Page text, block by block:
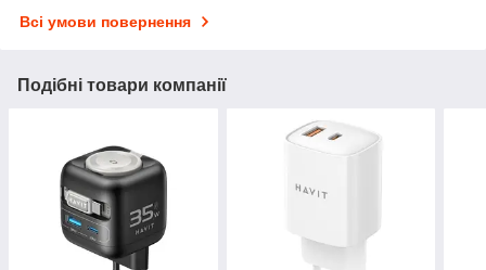
Всі умови повернення
Подібні товари компанії